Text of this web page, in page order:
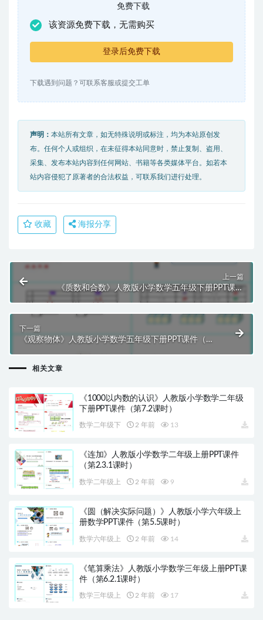
免费下载
该资源免费下载，无需购买
登录后免费下载
下载遇到问题？可联系客服或提交工单
声明： 本站所有文章，如无特殊说明或标注，均为本站原创发
布。任何个人或组织，在未征得本站同意时，禁止复制、盗用、
采集、发布本站内容到任何网站、书籍等各类媒体平台。如若本
站内容侵犯了原著者的合法权益，可联系我们进行处理。
收藏 海报分享
上一篇
《质数和合数》人教版小学数学五年级下册PPT课件
（第5课时）
下一篇
《观察物体》人教版小学数学五年级下册PPT课件（第
相关文章
《1000以内数的认识》人教版小学数学二年级
下册PPT课件（第7.2课时）
数学二年级下 2 年前 13
《连加》人教版小学数学二年级上册PPT课件
（第2.3.1课时）
数学二年级上 2 年前 9
《圆（解决实际问题）》人教版小学六年级上
册数学PPT课件（第5.5课时）
数学六年级上 2 年前 14
《笔算乘法》人教版小学数学三年级上册PPT课
件（第6.2.1课时）
数学三年级上 2 年前 17